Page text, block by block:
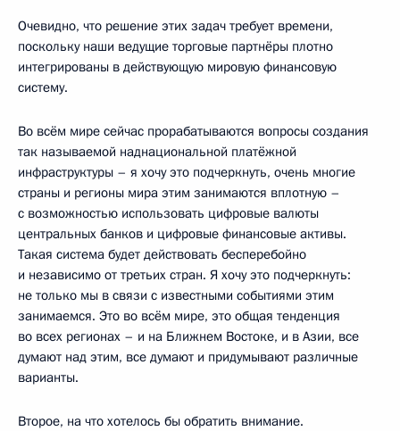
Очевидно, что решение этих задач требует времени,
поскольку наши ведущие торговые партнёры плотно
интегрированы в действующую мировую финансовую
систему.
Во всём мире сейчас прорабатываются вопросы создания
так называемой наднациональной платёжной
инфраструктуры – я хочу это подчеркнуть, очень многие
страны и регионы мира этим занимаются вплотную –
с возможностью использовать цифровые валюты
центральных банков и цифровые финансовые активы.
Такая система будет действовать бесперебойно
и независимо от третьих стран. Я хочу это подчеркнуть:
не только мы в связи с известными событиями этим
занимаемся. Это во всём мире, это общая тенденция
во всех регионах – и на Ближнем Востоке, и в Азии, все
думают над этим, все думают и придумывают различные
варианты.
Второе, на что хотелось бы обратить внимание.